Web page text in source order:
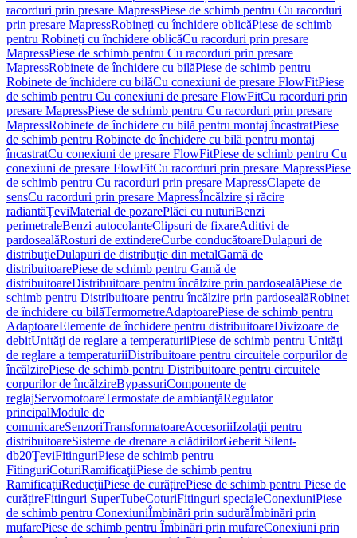
racorduri prin presare MapressPiese de schimb pentru Cu racorduri
prin presare MapressRobineți cu închidere oblicăPiese de schimb
pentru Robineți cu închidere oblicăCu racorduri prin presare
MapressPiese de schimb pentru Cu racorduri prin presare
MapressRobinete de închidere cu bilăPiese de schimb pentru
Robinete de închidere cu bilăCu conexiuni de presare FlowFitPiese
de schimb pentru Cu conexiuni de presare FlowFitCu racorduri prin
presare MapressPiese de schimb pentru Cu racorduri prin presare
MapressRobinete de închidere cu bilă pentru montaj încastratPiese
de schimb pentru Robinete de închidere cu bilă pentru montaj
încastratCu conexiuni de presare FlowFitPiese de schimb pentru Cu
conexiuni de presare FlowFitCu racorduri prin presare MapressPiese
de schimb pentru Cu racorduri prin presare MapressClapete de
sensCu racorduri prin presare MapressÎncălzire și răcire
radiantăŢeviMaterial de pozarePlăci cu nuturiBenzi
perimetraleBenzi autocolanteClipsuri de fixareAditivi de
pardosealăRosturi de extindereCurbe conducătoareDulapuri de
distribuţieDulapuri de distribuţie din metalGamă de
distribuitoarePiese de schimb pentru Gamă de
distribuitoareDistribuitoare pentru încălzire prin pardosealăPiese de
schimb pentru Distribuitoare pentru încălzire prin pardosealăRobinet
de închidere cu bilăTermometreAdaptoarePiese de schimb pentru
AdaptoareElemente de închidere pentru distribuitoareDivizoare de
debitUnităţi de reglare a temperaturiiPiese de schimb pentru Unităţi
de reglare a temperaturiiDistribuitoare pentru circuitele corpurilor de
încălzirePiese de schimb pentru Distribuitoare pentru circuitele
corpurilor de încălzireBypassuriComponente de
reglajServomotoareTermostate de ambianţăRegulator
principalModule de
comunicareSenzoriTransformatoareAccesoriiIzolaţii pentru
distribuitoareSisteme de drenare a clădirilorGeberit Silent-
db20ŢeviFitinguriPiese de schimb pentru
FitinguriCoturiRamificaţiiPiese de schimb pentru
RamificaţiiReducţiiPiese de curățirePiese de schimb pentru Piese de
curățireFitinguri SuperTubeCoturiFitinguri specialeConexiuniPiese
de schimb pentru ConexiuniÎmbinări prin sudurăÎmbinări prin
mufarePiese de schimb pentru Îmbinări prin mufareConexiuni prin